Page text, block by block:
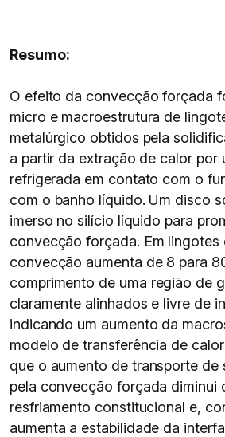
Resumo:
O efeito da convecção forçada
micro e macroestrutura de
metalúrgico obtidos pela
a partir da extração de calor por
refrigerada em contato com o
com o banho líquido. Um disco
imerso no silício líquido para
convecção forçada. Em lingotes
convecção aumenta de 8 para
comprimento de uma região de
claramente alinhados e livre de
indicando um aumento da
modelo de transferência de
que o aumento de transporte de
pela convecção forçada diminui
resfriamento constitucional e,
aumenta a estabilidade da